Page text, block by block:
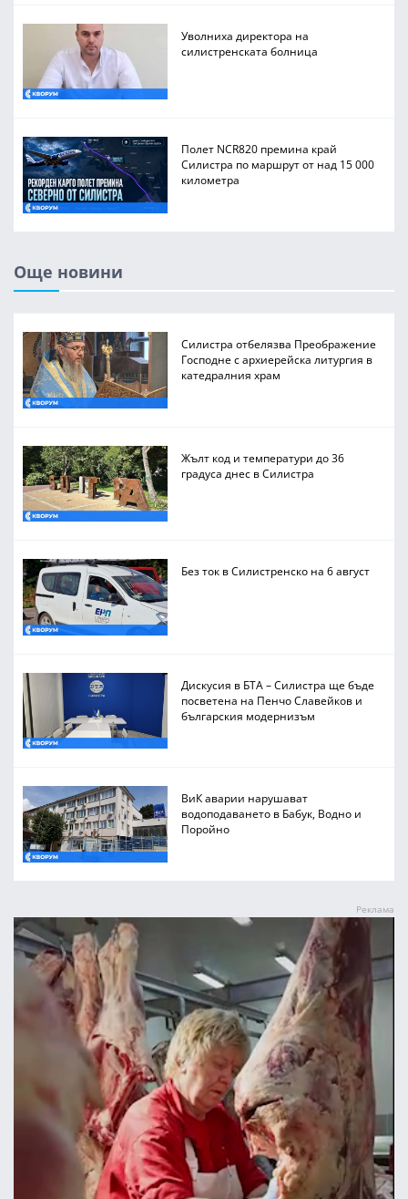
Уволниха директора на
силистренската болница
Полет NCR820 премина край
Силистра по маршрут от над 15 000
километра
Още новини
Силистра отбелязва Преображение
Господне с архиерейска литургия в
катедралния храм
Жълт код и температури до 36
градуса днес в Силистра
Без ток в Силистренско на 6 август
Дискусия в БТА – Силистра ще бъде
посветена на Пенчо Славейков и
българския модернизъм
ВиК аварии нарушават
водоподаването в Бабук, Водно и
Поройно